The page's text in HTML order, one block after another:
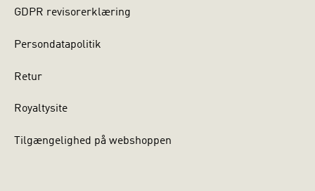
GDPR revisorerklæring
Persondatapolitik
Retur
Royaltysite
Tilgængelighed på webshoppen